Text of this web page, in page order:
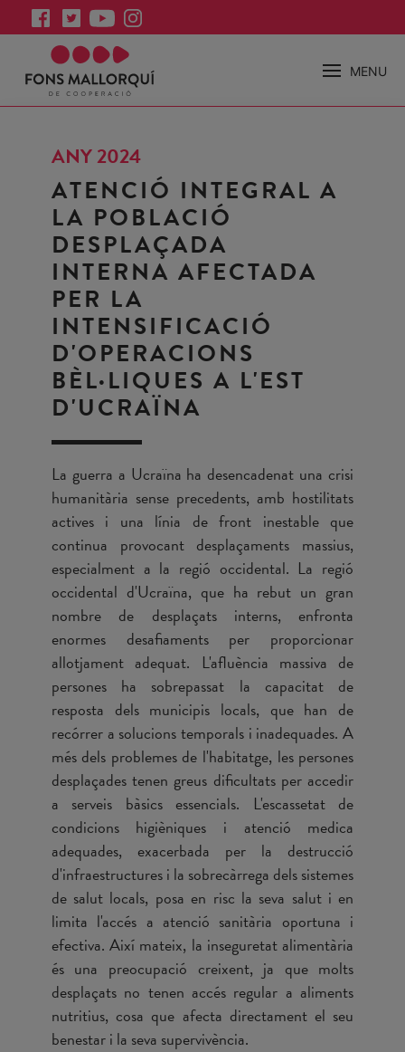
MENU
ANY 2024
ATENCIÓ INTEGRAL A
LA POBLACIÓ
DESPLAÇADA
INTERNA AFECTADA
PER LA
INTENSIFICACIÓ
D'OPERACIONS
BÈL·LIQUES A L'EST
D'UCRAÏNA
La guerra a Ucraïna ha desencadenat una crisi
humanitària sense precedents, amb hostilitats
actives i una línia de front inestable que
continua provocant desplaçaments massius,
especialment a la regió occidental. La regió
occidental d'Ucraïna, que ha rebut un gran
nombre de desplaçats interns, enfronta
enormes desafiaments per proporcionar
allotjament adequat. L'afluència massiva de
persones ha sobrepassat la capacitat de
resposta dels municipis locals, que han de
recórrer a solucions temporals i inadequades. A
més dels problemes de l'habitatge, les persones
desplaçades tenen greus dificultats per accedir
a serveis bàsics essencials. L'escassetat de
condicions higièniques i atenció medica
adequades, exacerbada per la destrucció
d'infraestructures i la sobrecàrrega dels sistemes
de salut locals, posa en risc la seva salut i en
limita l'accés a atenció sanitària oportuna i
efectiva. Així mateix, la inseguretat alimentària
és una preocupació creixent, ja que molts
desplaçats no tenen accés regular a aliments
nutritius, cosa que afecta directament el seu
benestar i la seva supervivència.